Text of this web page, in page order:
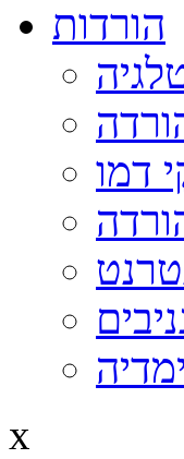
הורדות
דמו
x